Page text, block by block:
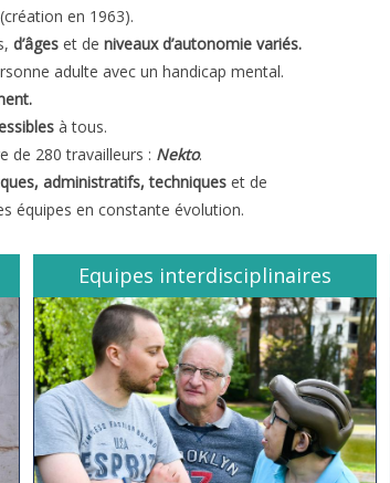
(création en 1963).
d’âges et de niveaux d’autonomie variés.
adulte avec un handicap mental.
à tous.
de 280 travail­leurs : Nekto.
administratifs, techniques et de
équipes en constante évolution.
Equipes interdisciplinaires